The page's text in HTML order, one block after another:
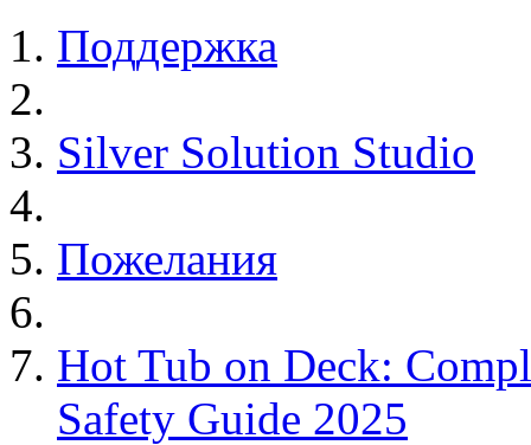
Поддержка
Silver Solution Studio
Пожелания
Hot Tub on Deck:
Safety Guide 2025